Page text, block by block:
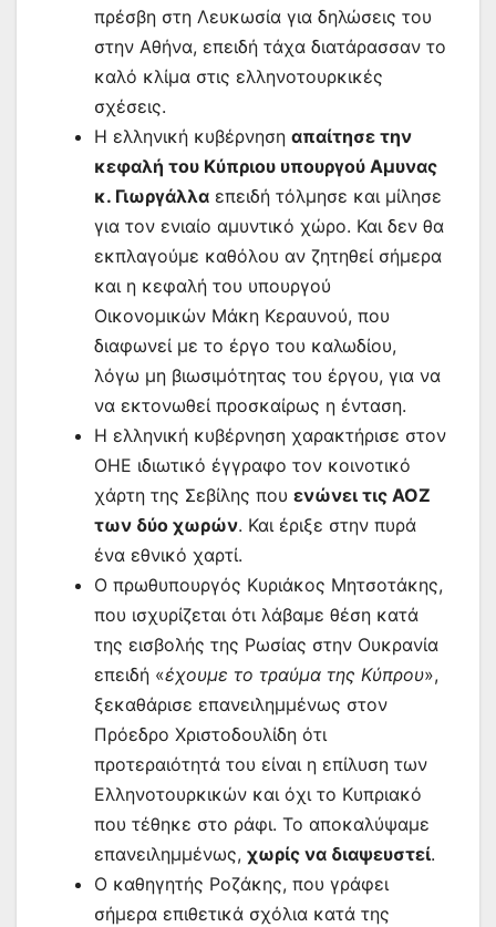
πρέσβη στη Λευκωσία για δηλώσεις του
στην Αθήνα, επειδή τάχα διατάρασσαν το
καλό κλίμα στις ελληνοτουρκικές
σχέσεις.
Η ελληνική κυβέρνηση απαίτησε την
κεφαλή του Κύπριου υπουργού Αμυνας
κ. Γιωργάλλα επειδή τόλμησε και μίλησε
για τον ενιαίο αμυντικό χώρο. Και δεν θα
εκπλαγούμε καθόλου αν ζητηθεί σήμερα
και η κεφαλή του υπουργού
Οικονομικών Μάκη Κεραυνού, που
διαφωνεί με το έργο του καλωδίου,
λόγω μη βιωσιμότητας του έργου, για να
να εκτονωθεί προσκαίρως η ένταση.
Η ελληνική κυβέρνηση χαρακτήρισε στον
ΟΗΕ ιδιωτικό έγγραφο τον κοινοτικό
χάρτη της Σεβίλης που ενώνει τις ΑΟΖ
των δύο χωρών. Και έριξε στην πυρά
ένα εθνικό χαρτί.
Ο πρωθυπουργός Κυριάκος Μητσοτάκης,
που ισχυρίζεται ότι λάβαμε θέση κατά
της εισβολής της Ρωσίας στην Ουκρανία
επειδή «έχουμε το τραύμα της Κύπρου»,
ξεκαθάρισε επανειλημμένως στον
Πρόεδρο Χριστοδουλίδη ότι
προτεραιότητά του είναι η επίλυση των
Ελληνοτουρκικών και όχι το Κυπριακό
που τέθηκε στο ράφι. Το αποκαλύψαμε
επανειλημμένως, χωρίς να διαψευστεί.
Ο καθηγητής Ροζάκης, που γράφει
σήμερα επιθετικά σχόλια κατά της